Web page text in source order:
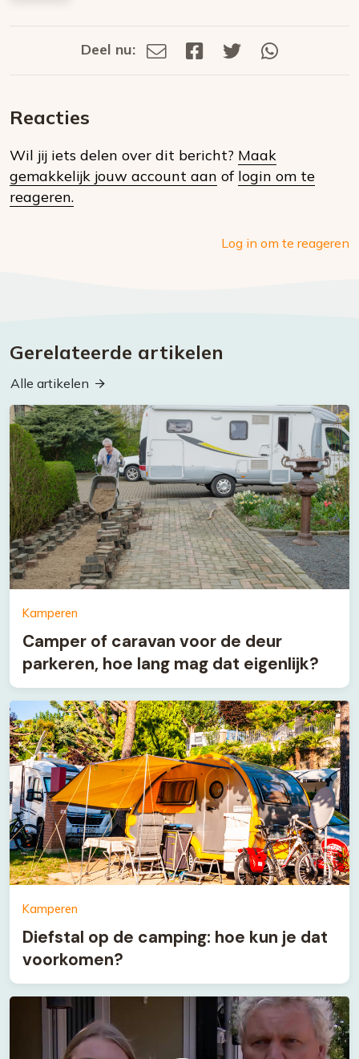
Deel
social
media
Deel nu:
Deel
Deel
Deel
Reacties
Wil jij iets delen over dit bericht? Maak
gemakkelijk jouw account aan of login om te
reageren.
Log in om te reageren
Gerelateerde artikelen
Alle artikelen
Kamperen
Camper of caravan voor de deur
parkeren, hoe lang mag dat eigenlijk?
Kamperen
Diefstal op de camping: hoe kun je dat
voorkomen?